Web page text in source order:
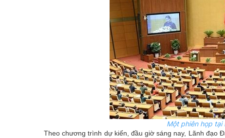
Một phiên họp tại
Theo chương trình dự kiến, đầu giờ sáng nay, Lãnh đạo